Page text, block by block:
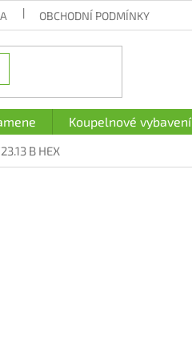
OBCHODNÍ PODMÍNKY
Koupelnové vybavení
B HEX